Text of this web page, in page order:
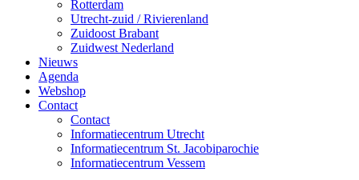
Rotterdam
Utrecht-zuid / Rivierenland
Zuidoost Brabant
Zuidwest Nederland
Nieuws
Agenda
Webshop
Contact
Contact
Informatiecentrum Utrecht
Informatiecentrum St. Jacobiparochie
Informatiecentrum Vessem